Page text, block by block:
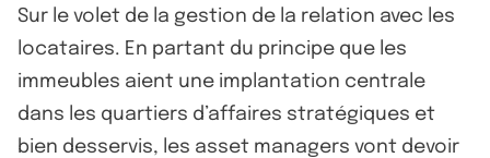
Sur le volet de la gestion de la relation avec les
locataires. En partant du principe que les
immeubles aient une implantation centrale
dans les quartiers d’affaires stratégiques et
bien desservis, les asset managers vont devoir